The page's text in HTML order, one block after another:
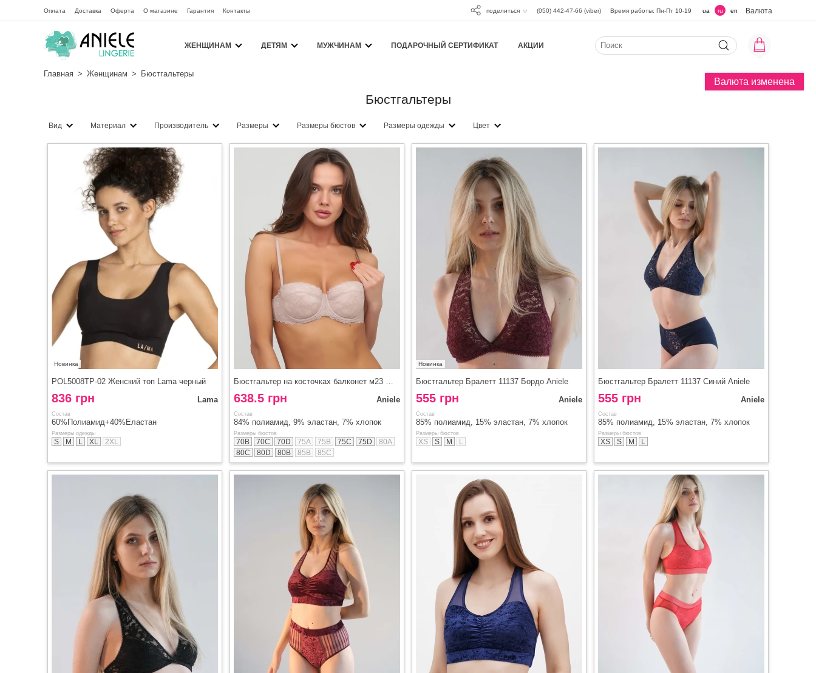
Оплата Доставка Оферта О магазине Гарантия Контакты поделиться (050) 442-47-66 (viber) Время работы: Пн-Пт 10-19 ua ru en Валюта
ЖЕНЩИНАМ ДЕТЯМ МУЖЧИНАМ ПОДАРОЧНЫЙ СЕРТИФИКАТ АКЦИИ
Валюта изменена
Главная > Женщинам > Бюстгальтеры
Бюстгальтеры
Вид Материал Производитель Размеры Размеры бюстов Размеры одежды Цвет
Новинка
POL5008TP-02 Женский топ Lama черный
836 грн Lama
Состав
60%Полиамид+40%Еластан
Размеры одежды
S M L XL 2XL
Бюстгальтер на косточках балконет м23 Aniele Фраппе
638.5 грн Aniele
Состав
84% полиамид, 9% эластан, 7% хлопок
Размеры бюстов
70B 70C 70D 75A 75B 75C 75D
80А
80C
80D 80В 85B 85C
Новинка
Бюстгальтер Бралетт 11137 Бордо Aniele
555 грн Aniele
Состав
85% полиамид, 15% эластан, 7% хлопок
Размеры бюстов
XS S M L
Бюстгальтер Бралетт 11137 Синий Aniele
555 грн Aniele
Состав
85% полиамид, 15% эластан, 7% хлопок
Размеры бюстов
XS S M L